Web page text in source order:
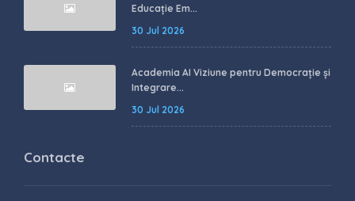
Educație Em...
30 Jul 2026
Academia AI Viziune pentru Democrație și
Integrare...
30 Jul 2026
Contacte